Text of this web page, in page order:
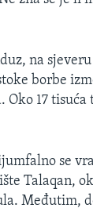
na
borbe
Oko 17
se
Talaqan,
Međutim,